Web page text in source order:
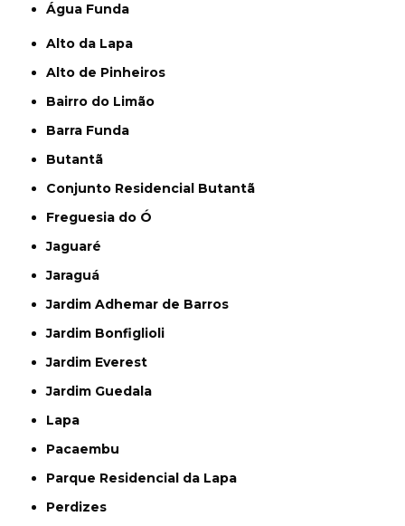
Água Funda
Alto da Lapa
Alto de Pinheiros
Bairro do Limão
Barra Funda
Butantã
Conjunto Residencial Butantã
Freguesia do Ó
Jaguaré
Jaraguá
Jardim Adhemar de Barros
Jardim Bonfiglioli
Jardim Everest
Jardim Guedala
Lapa
Pacaembu
Parque Residencial da Lapa
Perdizes